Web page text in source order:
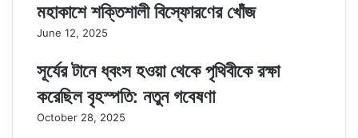
মহাকাশে শক্তিশালী বিস্ফোরণের খোঁজ
June 12, 2025
সূর্যের টানে ধ্বংস হওয়া থেকে পৃথিবীকে রক্ষা
করেছিল বৃহস্পতি: নতুন গবেষণা
October 28, 2025